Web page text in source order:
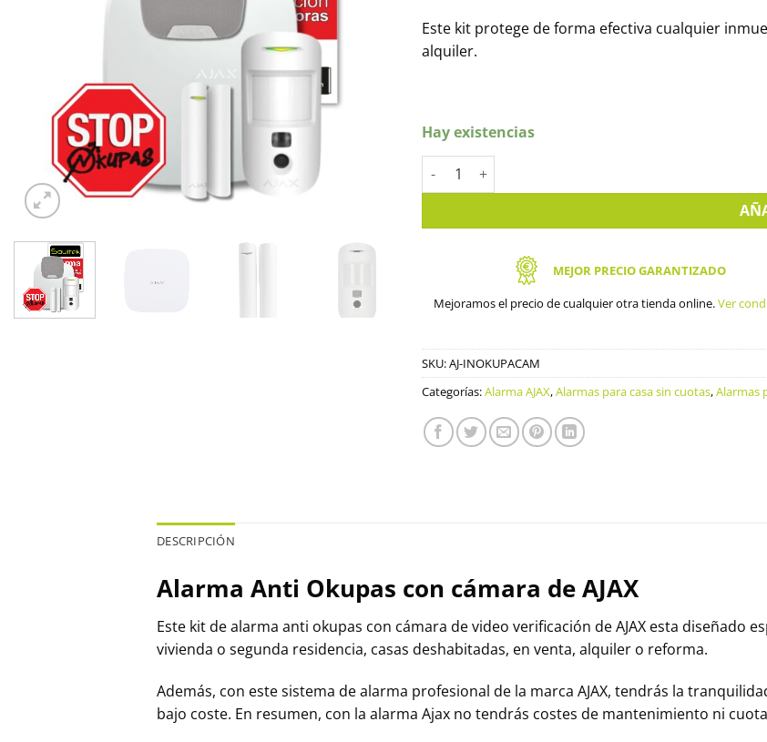
Este kit protege de forma efectiva cualquier
alquiler.
Hay existencias
Alarma Anti Okupas con cámara. cantidad
MEJOR PRECIO GARANTIZADO
Mejoramos el precio de cualquier otra tienda online.Ver
SKU:AJ-INOKUPACAM
Categorías:Alarma AJAX,Alarmas para casa sin cuotas,Alarmas
DESCRIPCIÓN
Alarma Anti Okupas con cámara de AJAX
Este kit de alarma anti okupas con cámara de video verificación de AJAX esta diseñado
vivienda o segunda residencia, casas deshabitadas, en venta, alquiler o reforma.
Además, con este sistema de alarma profesional de la marca AJAX, tendrás la
bajo coste. En resumen, con la alarma Ajax no tendrás costes de mantenimiento ni